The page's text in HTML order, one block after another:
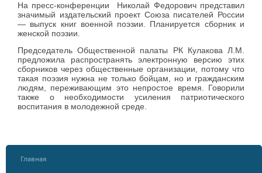
На пресс-конференции Николай Федорович представил
значимый издательский проект Союза писателей России
— выпуск книг военной поэзии. Планируется сборник и
женской поэзии.
Председатель Общественной палаты РК Кулакова Л.М.
предложила распространять электронную версию этих
сборников через общественные организации, потому что
такая поэзия нужна не только бойцам, но и гражданским
людям, переживающим это непростое время. Говорили
также о необходимости усиления патриотического
воспитания в молодежной среде.
Главная